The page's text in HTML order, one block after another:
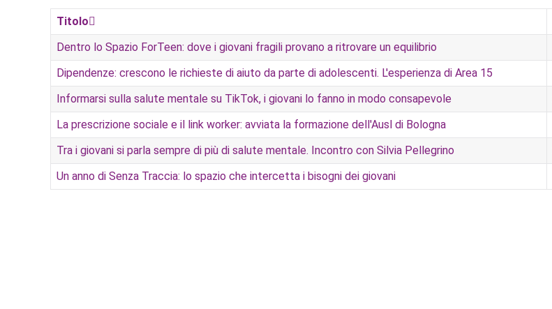
Titolo
Dentro lo Spazio ForTeen: dove i giovani fragili provano a ritrovare un equilibrio
Dipendenze: crescono le richieste di aiuto da parte di adolescenti. L'esperienza di Area 15
Informarsi sulla salute mentale su TikTok, i giovani lo fanno in modo consapevole
La prescrizione sociale e il link worker: avviata la formazione dell'Ausl di Bologna
Tra i giovani si parla sempre di più di salute mentale. Incontro con Silvia Pellegrino
Un anno di Senza Traccia: lo spazio che intercetta i bisogni dei giovani